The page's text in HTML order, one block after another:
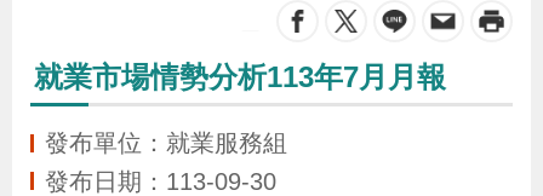
認
識
本
署
就業市場情勢分析113年7月月報
發布單位：就業服務組
發布日期：113-09-30